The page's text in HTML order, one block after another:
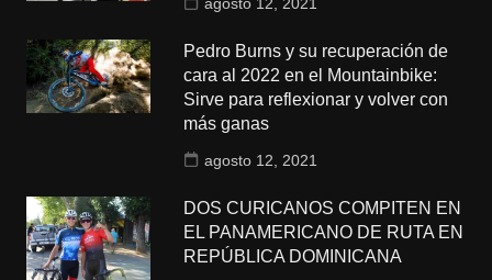
Pedro Burns y su recuperación de
cara al 2022 en el Mountainbike:
Sirve para reflexionar y volver con
más ganas
agosto 12, 2021
DOS CURICANOS COMPITEN EN
EL PANAMERICANO DE RUTA EN
REPÚBLICA DOMINICANA